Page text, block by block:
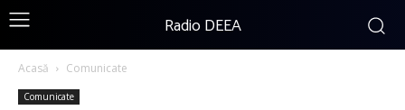
Radio DEEA
Acasă Comunicate
Comunicate